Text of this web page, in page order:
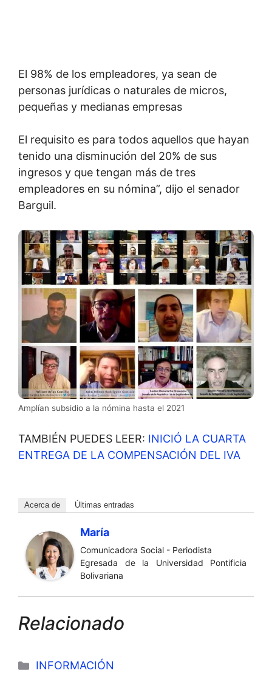
El 98% de los empleadores, ya sean de
personas jurídicas o naturales de micros,
pequeñas y medianas empresas
El requisito es para todos aquellos que hayan
tenido una disminución del 20% de sus
ingresos y que tengan más de tres
empleadores en su nómina”, dijo el senador
Barguil.
Amplían subsidio a la nómina hasta el 2021
TAMBIÉN PUEDES LEER: INICIÓ LA CUARTA
ENTREGA DE LA COMPENSACIÓN DEL IVA
Acerca de Últimas entradas
María
Comunicadora Social - Periodista
Egresada de la Universidad Pontificia
Bolivariana
Relacionado
Categorías
INFORMACIÓN